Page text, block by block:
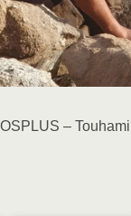
– Touhami